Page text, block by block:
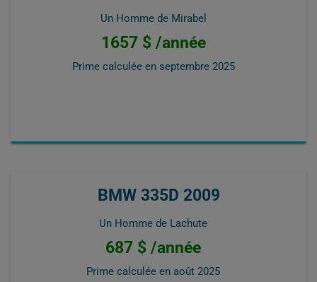
Un Homme de Mirabel
1657 $ /année
Prime calculée en septembre 2025
BMW 335D 2009
Un Homme de Lachute
687 $ /année
Prime calculée en août 2025